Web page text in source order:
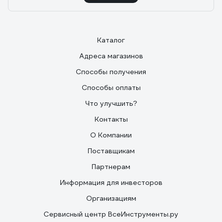
Каталог
Адреса магазинов
Способы получения
Способы оплаты
Что улучшить?
Контакты
О Компании
Поставщикам
Партнерам
Информация для инвесторов
Организациям
Сервисный центр ВсеИнструменты.ру